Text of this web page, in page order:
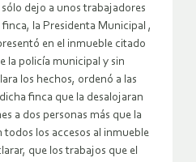
dejo a unos trabajadores
la Presidenta Municipal ,
en el inmueble citado
la policía municipal y sin
los hechos, ordenó a las
finca que la desalojaran
a dos personas más que la
los accesos al inmueble
que los trabajos que el